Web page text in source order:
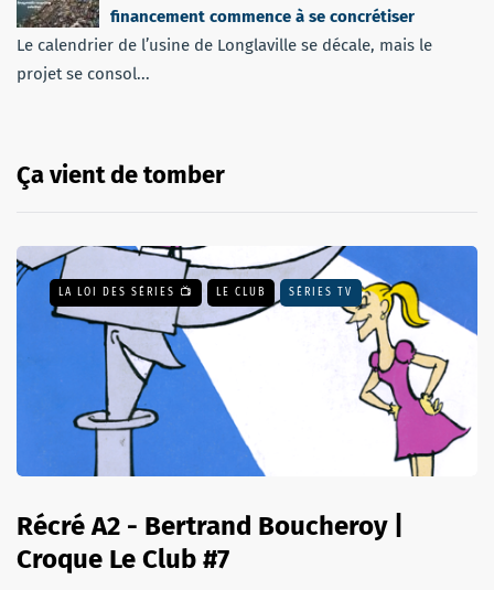
financement commence à se concrétiser
Le calendrier de l’usine de Longlaville se décale, mais le
projet se consol...
Ça vient de tomber
LA LOI DES SÉRIES 📺 LE CLUB SÉRIES TV
Récré A2 - Bertrand Boucheroy |
Croque Le Club #7